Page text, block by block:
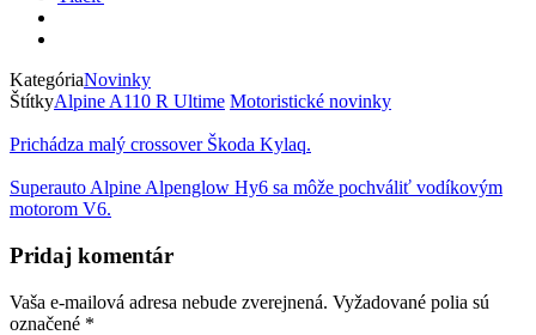
KategóriaNovinky
ŠtítkyAlpine A110 R Ultime Motoristické novinky
Prichádza malý crossover Škoda Kylaq.
Superauto Alpine Alpenglow Hy6 sa môže pochváliť vodíkovým
motorom V6.
Pridaj komentár
Vaša e-mailová adresa nebude zverejnená. Vyžadované polia sú
označené *